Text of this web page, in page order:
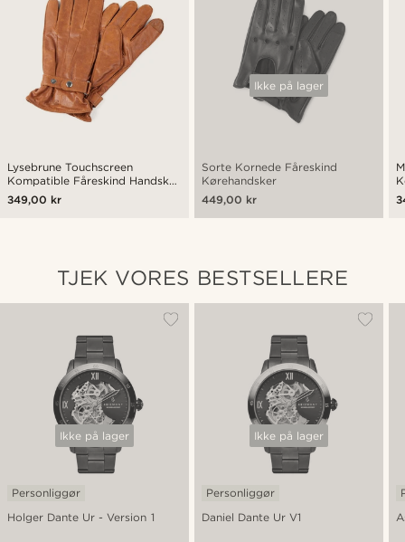
Lysebrune Touchscreen
Kompatible Fåreskind Handsker
med Rem & Trykknap
349,00 kr
Ikke på lager
Sorte Kornede Fåreskind
Kørehandsker
449,00 kr
TJEK VORES BESTSELLERE
Ikke på lager
Holger Dante Ur - Version 1
Personliggør
Ikke på lager
Daniel Dante Ur V1
Personliggør